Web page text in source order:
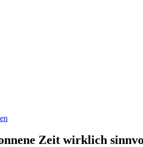
Zeit wirklich